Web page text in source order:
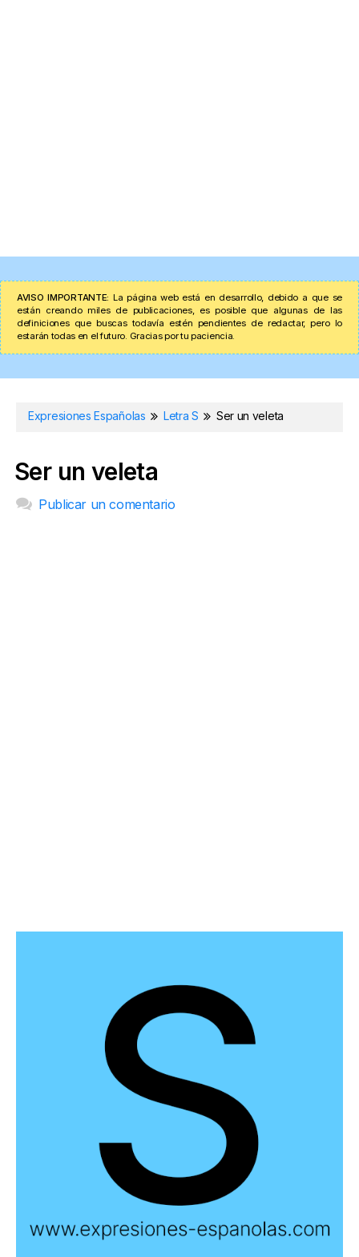
AVISO IMPORTANTE: La página web está en desarrollo, debido a que se
están creando miles de publicaciones, es posible que algunas de las
definiciones que buscas todavía estén pendientes de redactar, pero lo
estarán todas en el futuro. Gracias por tu paciencia.
Expresiones Españolas Letra S Ser un veleta
Ser un veleta
Publicar un comentario